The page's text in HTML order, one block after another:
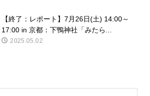
【終了：レポート】7月26日(土) 14:00～
17:00 in 京都：下鴨神社「みたら...
2025.05.02